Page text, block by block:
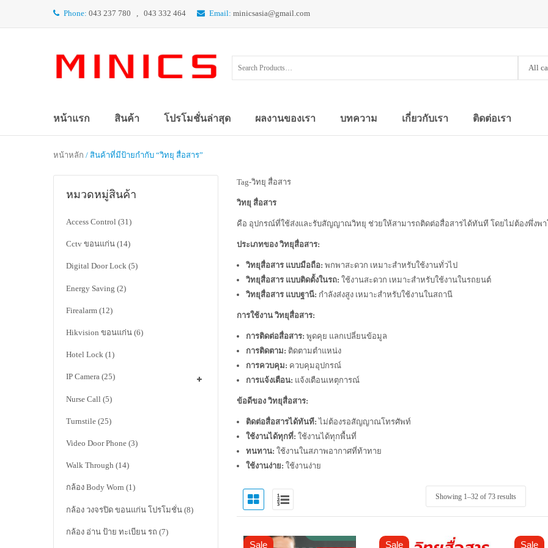
Phone: 043 237 780 , 043 332 464 Email: minicsasia@gmail.com
All
หน้าแรก สินค้า โปรโมชั่นล่าสุด ผลงานของเรา บทความ เกี่ยวกับเรา ติดต่อเรา
หน้าหลัก / สินค้าที่มีป้ายกำกับ “วิทยุ สื่อสาร”
หมวดหมู่สินค้า
Access Control (31)
Cctv ขอนแก่น (14)
Digital Door Lock (5)
Energy Saving (2)
Firealarm (12)
Hikvision ขอนแก่น (6)
Hotel Lock (1)
IP Camera (25)
Nurse Call (5)
Turnstile (25)
Video Door Phone (3)
Walk Through (14)
กล้อง Body Worn (1)
กล้อง วงจรปิด ขอนแก่น โปรโมชั่น (8)
กล้อง อ่าน ป้าย ทะเบียน รถ (7)
Tag-วิทยุ สื่อสาร
วิทยุ สื่อสาร
คือ อุปกรณ์ที่ใช้ส่งและรับสัญญาณวิทยุ ช่วยให้สามารถติดต่อสื่อสารได้ทันที โดยไม่ต้องพึ่งพ
ประเภทของ วิทยุสื่อสาร:
วิทยุสื่อสาร แบบมือถือ: พกพาสะดวก เหมาะสำหรับใช้งานทั่วไป
วิทยุสื่อสาร แบบติดตั้งในรถ: ใช้งานสะดวก เหมาะสำหรับใช้งานในรถยนต์
วิทยุสื่อสาร แบบฐานี: กำลังส่งสูง เหมาะสำหรับใช้งานในสถานี
การใช้งาน วิทยุสื่อสาร:
การติดต่อสื่อสาร: พูดคุย แลกเปลี่ยนข้อมูล
การติดตาม: ติดตามตำแหน่ง
การควบคุม: ควบคุมอุปกรณ์
การแจ้งเตือน: แจ้งเตือนเหตุการณ์
ข้อดีของ วิทยุสื่อสาร:
ติดต่อสื่อสารได้ทันที: ไม่ต้องรอสัญญาณโทรศัพท์
ใช้งานได้ทุกที่: ใช้งานได้ทุกพื้นที่
ทนทาน: ใช้งานในสภาพอากาศที่ท้าทาย
ใช้งานง่าย: ใช้งานง่าย
Showing 1–32of 73 results
Sale Sale Sale